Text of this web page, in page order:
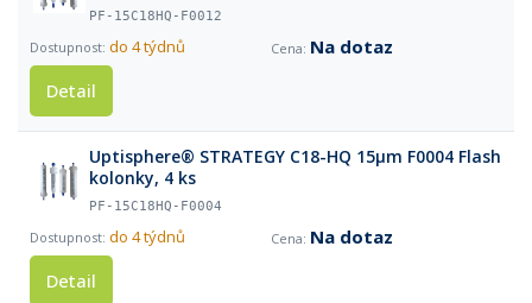
PF-15C18HQ-F0012
do 4 týdnů
Na dotaz
Detail
Uptisphere® STRATEGY C18-HQ 15µm F0004 Flash
kolonky, 4 ks
PF-15C18HQ-F0004
do 4 týdnů
Na dotaz
Detail